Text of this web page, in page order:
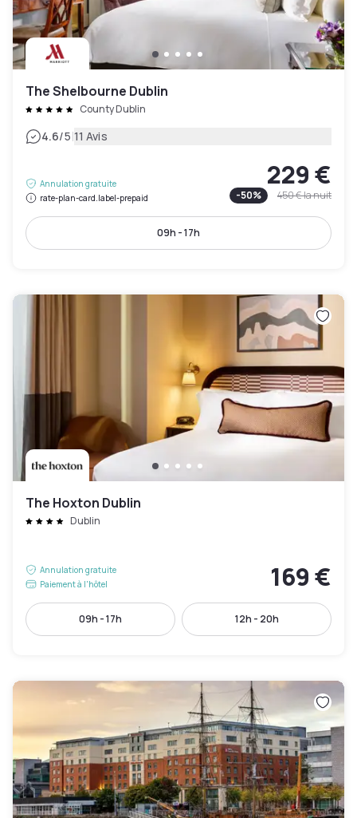
The Shelbourne Dublin
County Dublin
4.6/5|11 Avis
Annulation gratuite
rate-plan-card.label-prepaid
229 €
-50% 450 €la nuit
09h - 17h
The Hoxton Dublin
Dublin
Annulation gratuite
Paiement à l'hôtel
169 €
09h - 17h 12h - 20h